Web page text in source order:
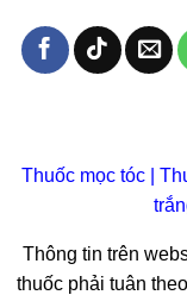
Thuốc mọc tóc
Thông tin trên
thuốc phải tuân